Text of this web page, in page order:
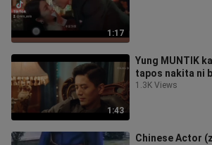
1:17
1:43
Yung MUNTIK
tapos nakita ni
tapos may
1.3K Views
Chinese Actor